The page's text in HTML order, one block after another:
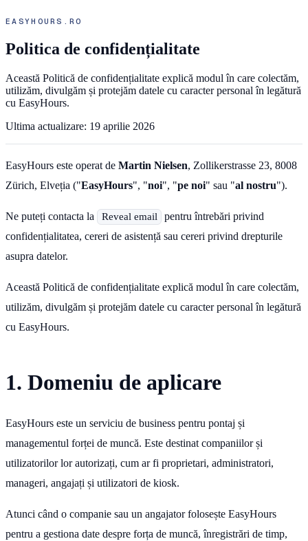
EASYHOURS.RO
Politica de confidențialitate
Această Politică de confidențialitate explică modul în care colectăm,
utilizăm, divulgăm și protejăm datele cu caracter personal în legătură
cu EasyHours.
Ultima actualizare: 19 aprilie 2026
EasyHours este operat de Martin Nielsen, Zollikerstrasse 23, 8008
Zürich, Elveția ("EasyHours", "noi", "pe noi" sau "al nostru").
Ne puteți contacta la Reveal email
pentru întrebări privind
confidențialitatea, cereri de asistență sau cereri privind drepturile
asupra datelor.
Această Politică de confidențialitate explică modul în care colectăm,
utilizăm, divulgăm și protejăm datele cu caracter personal în legătură
cu EasyHours.
1. Domeniu de aplicare
EasyHours este un serviciu de business pentru pontaj și
managementul forței de muncă. Este destinat companiilor și
utilizatorilor lor autorizați, cum ar fi proprietari, administratori,
manageri, angajați și utilizatori de kiosk.
Atunci când o companie sau un angajator folosește EasyHours
pentru a gestiona date despre forța de muncă, înregistrări de timp,